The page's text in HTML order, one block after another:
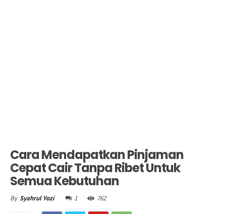
Cara Mendapatkan Pinjaman
Cepat Cair Tanpa Ribet Untuk
Semua Kebutuhan
By Syahrul Yozi 1 762